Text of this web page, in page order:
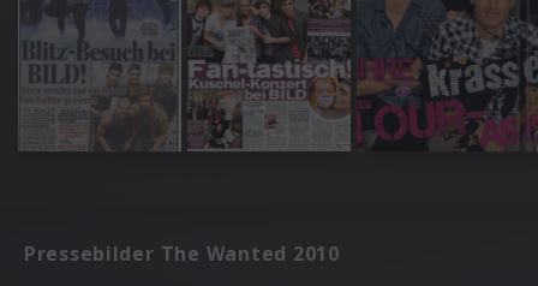
Pressebilder The Wanted 2010